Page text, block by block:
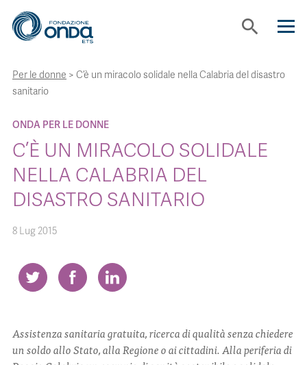
search
CHI SIAMO
CON CHI LAVORIAMO
STRUMENTI
CONTATTI
Per le donne > C’è un miracolo solidale nella Calabria del disastro
sanitario
ONDA PER LE DONNE
C’È UN MIRACOLO SOLIDALE
NELLA CALABRIA DEL
DISASTRO SANITARIO
8 Lug 2015
Assistenza sanitaria gratuita, ricerca di qualità senza chiedere
un soldo allo Stato, alla Regione o ai cittadini. Alla periferia di